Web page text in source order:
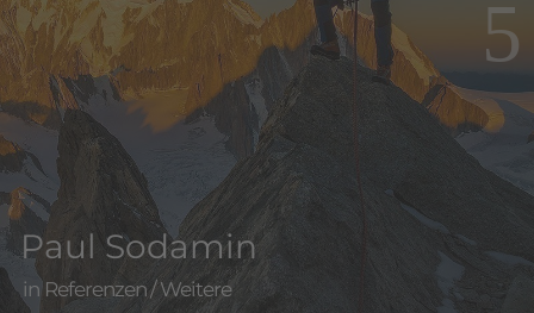
Paul Sodamin
Referenzen/Weitere